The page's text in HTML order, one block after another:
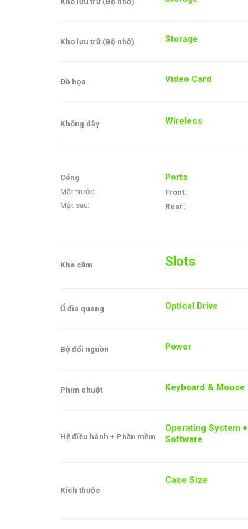
Kho lưu trữ (Bộ nhớ) Storage
Đồ họa Video Card
Không dây Wireless
Cổng
Mặt trước:
Mặt sau:
Ports
Front:
Rear:
Khe cắm Slots
Ổ đĩa quang Optical Drive
Bộ đổi nguồn Power
Phím chuột Keyboard & Mouse
Hệ điều hành + Phần mềm
Operating System +
Software
Kích thước
Case Size